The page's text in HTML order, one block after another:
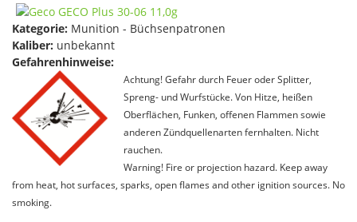
Kategorie: Munition - Büchsenpatronen
Kaliber: unbekannt
Gefahrenhinweise:
Achtung! Gefahr durch Feuer oder Splitter,
Spreng- und Wurfstücke. Von Hitze, heißen
Oberflächen, Funken, offenen Flammen sowie
anderen Zündquellenarten fernhalten. Nicht
rauchen.
Warning! Fire or projection hazard. Keep away
from heat, hot surfaces, sparks, open flames and other ignition sources. No
smoking.